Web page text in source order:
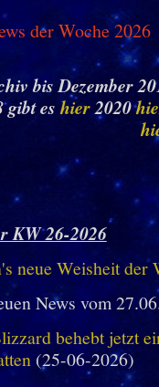
der Woche 2026
bis Dezember
gibt es hier2020
KW 26-2026
neue Weisheit der
News vom
behebt jetzt
(25-06-2026)